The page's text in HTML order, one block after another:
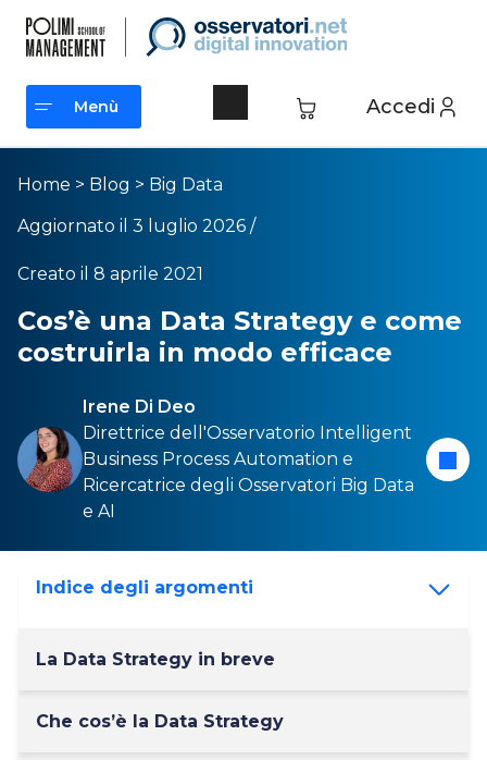
Accedi
Menù
Menù
Home > Blog > Big Data
Aggiornato il 3 luglio 2026 /
Creato il 8 aprile 2021
Cos’è una Data Strategy e come
costruirla in modo efficace
Irene Di Deo
Direttrice dell'Osservatorio Intelligent
Business Process Automation e
Ricercatrice degli Osservatori Big Data
e AI
Indice degli argomenti
La Data Strategy in breve
Che cos’è la Data Strategy